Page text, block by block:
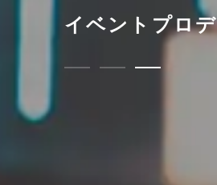
イベントプロ